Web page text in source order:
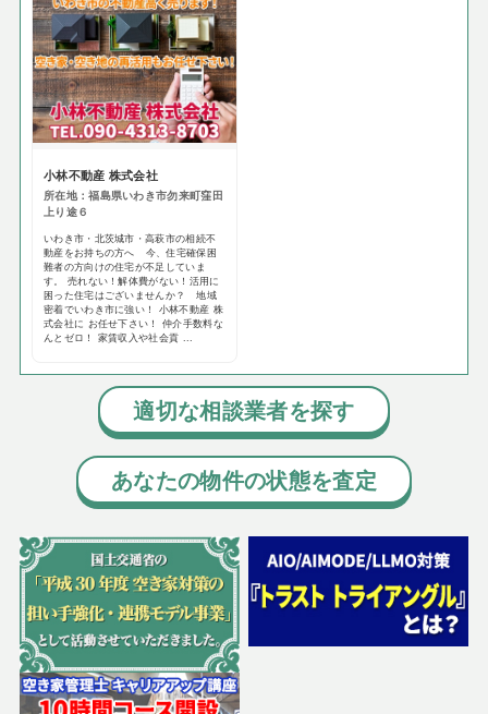
小林不動産 株式会社
所在地：福島県いわき市勿来町窪田
上り途６
いわき市・北茨城市・高萩市の相続不
動産をお持ちの方へ 今、住宅確保困
難者の方向けの住宅が不足していま
す。 売れない！解体費がない！活用に
困った住宅はございませんか？ 地域
密着でいわき市に強い！ 小林不動産 株
式会社に お任せ下さい！ 仲介手数料な
んとゼロ！ 家賃収入や社会貢 ...
適切な相談業者を探す
あなたの物件の状態を査定